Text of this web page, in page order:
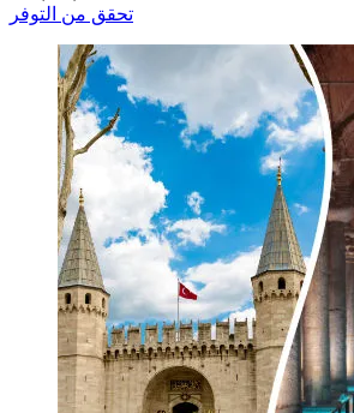
تحقق من التوفر